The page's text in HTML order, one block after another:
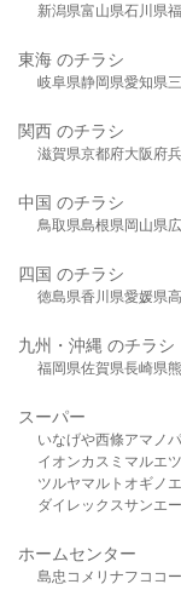
新潟県富山県石川県
東海 のチラシ
岐阜県静岡県愛知県
関西 のチラシ
滋賀県京都府大阪府
中国 のチラシ
鳥取県島根県岡山県
四国 のチラシ
徳島県香川県愛媛県
九州・沖縄 のチラシ
福岡県佐賀県長崎県
スーパー
いなげや西條アマノ
イオンカスミ マルエツ
ツルヤマルト オギノ
ダイレックスサンエー
ホームセンター
島忠 コメリ ナフコ コ